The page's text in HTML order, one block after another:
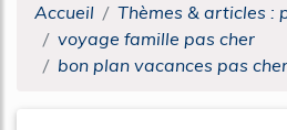
Accueil
Thèmes & articles :
voyage famille pas cher
bon plan vacances pas